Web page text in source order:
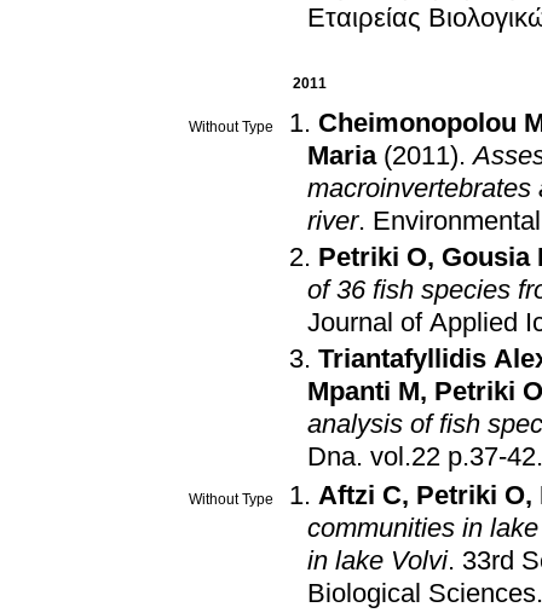
Εταιρείας
2011
Without Type
Cheimonopolou
Maria (2011).
macroinvertebrates
river.
Petriki O, Gousia
of 36 fish species
Journal of Applied
Triantafyllidis
Mpanti M, Petriki O
analysis of fish
Dna. vol.22 p.37-42.
Without Type Aftzi C, Petriki O,
communities in
in lake Volvi. 33rd
Biological Sciences